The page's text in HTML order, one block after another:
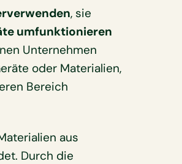
, sie
umfunktionieren
Unternehmen
oder Materialien,
Bereich
aus
Durch die